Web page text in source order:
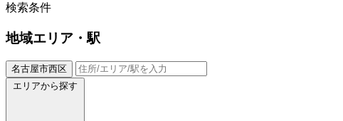
検索条件
地域エリア・駅
名古屋市西区
エリアから探す